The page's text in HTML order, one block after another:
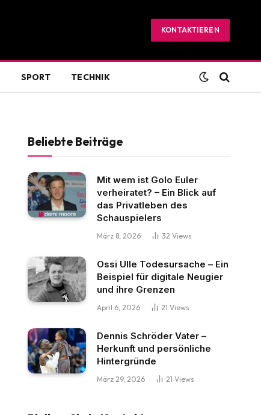
KONTAKTIEREN
SPORT TECHNIK
Beliebte Beiträge
Mit wem ist Golo Euler
verheiratet? – Ein Blick auf
das Privatleben des
Schauspielers
März 8, 2026 32 Views
Ossi Ulle Todesursache – Ein
Beispiel für digitale Neugier
und ihre Grenzen
April 6, 2026 21 Views
Dennis Schröder Vater –
Herkunft und persönliche
Hintergründe
März 29, 2026 21 Views